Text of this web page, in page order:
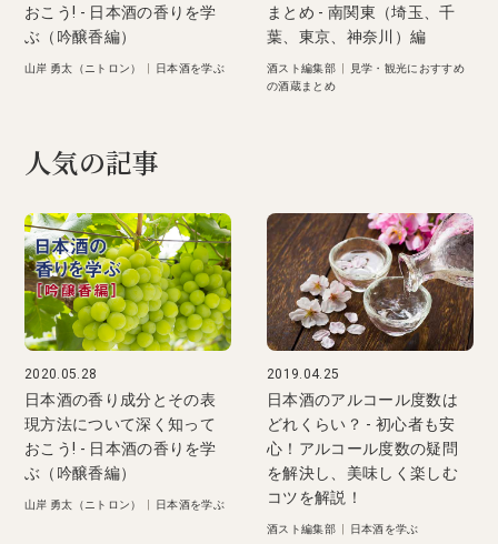
おこう! - 日本酒の香りを学
ぶ（吟醸香編）
山岸 勇太（ニトロン） 日本酒を学ぶ
まとめ - 南関東（埼玉、千
葉、東京、神奈川）編
酒スト編集部
見学・観光におすすめ
の酒蔵まとめ
人気の記事
2020.05.28
日本酒の香り成分とその表
現方法について深く知って
おこう! - 日本酒の香りを学
ぶ（吟醸香編）
山岸 勇太（ニトロン） 日本酒を学ぶ
2019.04.25
日本酒のアルコール度数は
どれくらい？ - 初心者も安
心！アルコール度数の疑問
を解決し、美味しく楽しむ
コツを解説！
酒スト編集部 日本酒を学ぶ